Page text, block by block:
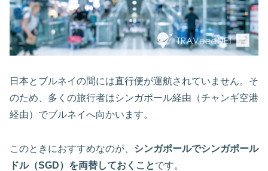
日本とブルネイの間には直行便が運航されていません。そ
のため、多くの旅行者はシンガポール経由（チャンギ空港
経由）でブルネイへ向かいます。
このときにおすすめなのが、 シンガポールでシンガポール
ドル（SGD）を両替しておくことです。